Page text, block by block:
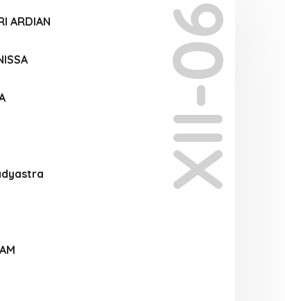
XII-06
ARDIAN